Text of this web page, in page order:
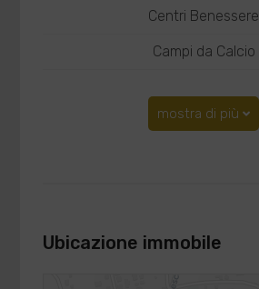
Centri Benessere
Campi da Calcio
mostra di più
Ubicazione immobile